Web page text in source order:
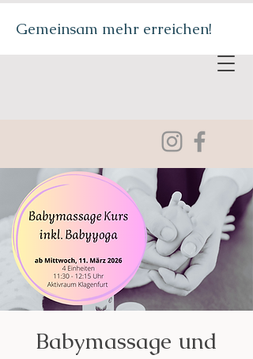
Gemeinsam mehr erreichen!
Babymassage und